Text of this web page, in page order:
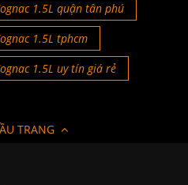
1.5L quận tân phú
1.5L tphcm
1.5L uy tín giá rẻ
TRANG